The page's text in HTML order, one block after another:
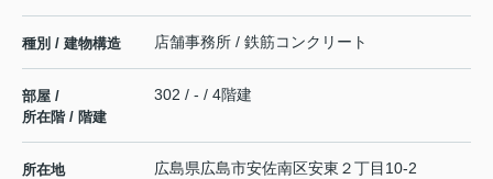
種別 / 建物構造 店舗事務所 / 鉄筋コンクリート
部屋 /
所在階 / 階建
302 / - / 4階建
所在地 広島県広島市安佐南区安東 ２丁目10-2